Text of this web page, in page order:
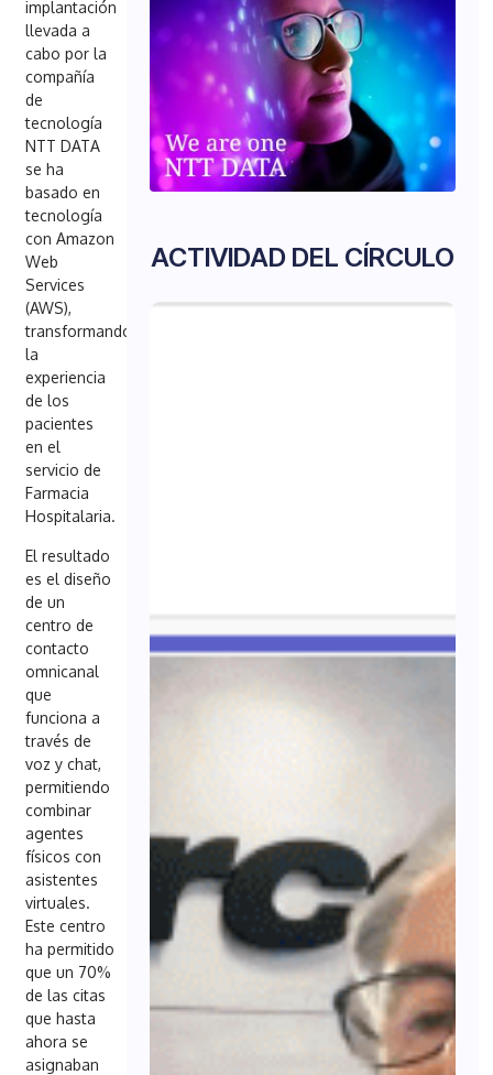
implantación
llevada a
cabo por la
compañía
de
tecnología
NTT DATA
se ha
basado en
tecnología
con Amazon
Web
Services
(AWS),
transformando
la
experiencia
de los
pacientes
en el
servicio de
Farmacia
Hospitalaria.
El resultado
es el diseño
de un
centro de
contacto
omnicanal
que
funciona a
través de
voz y chat,
permitiendo
combinar
agentes
físicos con
asistentes
virtuales.
Este centro
ha permitido
que un 70%
de las citas
que hasta
ahora se
asignaban
ACTIVIDAD DEL CÍRCULO